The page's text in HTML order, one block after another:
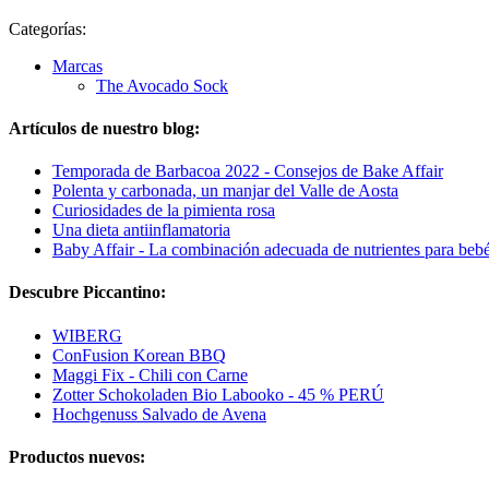
Categorías:
Marcas
The Avocado Sock
Artículos de nuestro blog:
Temporada de Barbacoa 2022 - Consejos de Bake Affair
Polenta y carbonada, un manjar del Valle de Aosta
Curiosidades de la pimienta rosa
Una dieta antiinflamatoria
Baby Affair - La combinación adecuada de nutrientes para
Descubre Piccantino:
WIBERG
ConFusion Korean BBQ
Maggi Fix - Chili con Carne
Zotter Schokoladen Bio Labooko - 45 % PERÚ
Hochgenuss Salvado de Avena
Productos nuevos: